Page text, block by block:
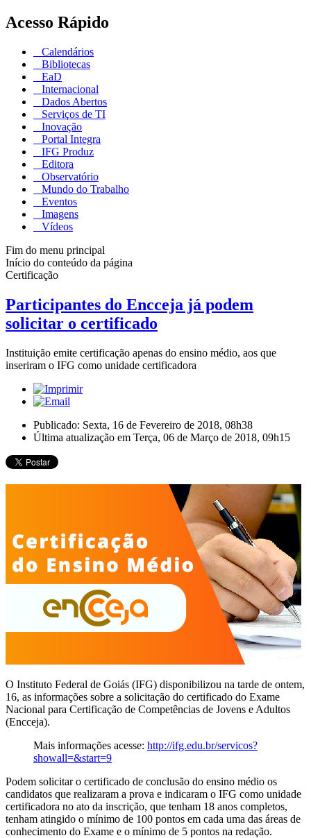
Acesso Rápido
Calendários
Bibliotecas
EaD
Internacional
Dados Abertos
Serviços de TI
Inovação
Portal Integra
IFG Produz
Editora
Observatório
Mundo do Trabalho
Eventos
Imagens
Vídeos
Fim do menu principal
Início do conteúdo da página
Certificação
Participantes do Encceja já podem
solicitar o certificado
Instituição emite certificação apenas do ensino médio, aos que
inseriram o IFG como unidade certificadora
Publicado: Sexta, 16 de Fevereiro de 2018, 08h38
Última atualização em Terça, 06 de Março de 2018, 09h15
O Instituto Federal de Goiás (IFG) disponibilizou na tarde de ontem,
16, as informações sobre a solicitação do certificado do Exame
Nacional para Certificação de Competências de Jovens e Adultos
(Encceja).
Mais informações acesse: http://ifg.edu.br/servicos?
showall=&start=9
Podem solicitar o certificado de conclusão do ensino médio os
candidatos que realizaram a prova e indicaram o IFG como unidade
certificadora no ato da inscrição, que tenham 18 anos completos,
tenham atingido o mínimo de 100 pontos em cada uma das áreas de
conhecimento do Exame e o mínimo de 5 pontos na redação.